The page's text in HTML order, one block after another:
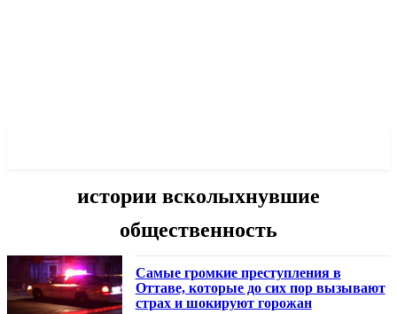
истории всколыхнувшие
общественность
Самые громкие преступления в
Оттаве, которые до сих пор вызывают
страх и шокируют горожан